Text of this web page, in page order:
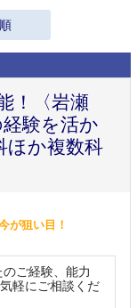
！〈岩瀬
験を活か
ほか複数科
が狙い目！
ご経験、能力
軽にご相談くだ